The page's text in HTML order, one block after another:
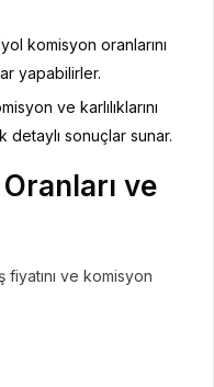
komisyon oranlarını
yapabilirler.
ve karlılıklarını
detaylı sonuçlar sunar.
ve
ve komisyon